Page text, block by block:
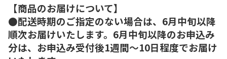
【商品のお届けについて】
●配送時期のご指定のない場合は、6月中旬以降
順次お届けいたします。6月中旬以降のお申込み
分は、お申込み受付後1週間～10日程度でお届け